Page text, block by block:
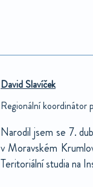
David Slavíček
Regionální koordinátor
Narodil jsem se 7.
v Moravském
Teritoriální studia na